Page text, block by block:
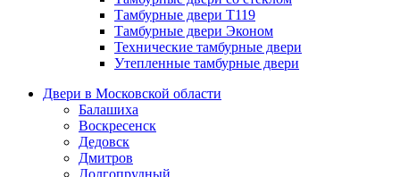
Тамбурные двери Т119
Тамбурные двери Эконом
Технические тамбурные двери
Утепленные тамбурные двери
Двери в Московской области
Балашиха
Воскресенск
Дедовск
Дмитров
Долгопрудный